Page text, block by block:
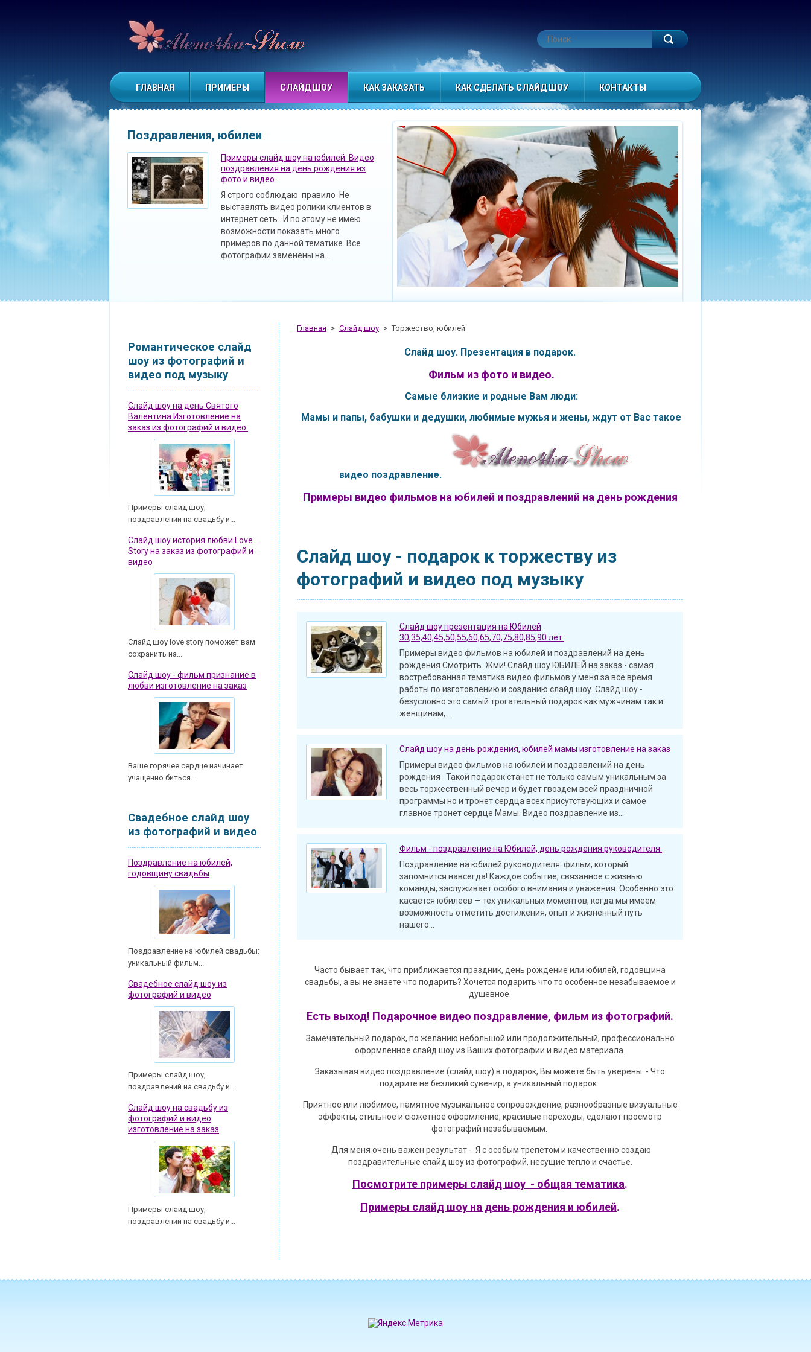
Я работаю для Вас. С любовью к этому красочному миру. Алёна
Поздравления, юбилеи
Примеры слайд шоу на юбилей. Видео
поздравления на день рождения из
фото и видео.
Я строго соблюдаю правило Не
выставлять видео ролики клиентов в
интернет сеть.. И по этому не имею
возможности показать много
примеров по данной тематике. Все
фотографии заменены на...
Главная > Слайд шоу > Торжество, юбилей
Слайд шоу. Презентация в подарок.
Фильм из фото и видео.
Самые близкие и родные Вам люди:
Мамы и папы, бабушки и дедушки, любимые мужья и жены, ждут от Вас такое
видео поздравление.
Примеры видео фильмов на юбилей и поздравлений на день рождения
Слайд шоу - подарок к торжеству из
фотографий и видео под музыку
Слайд шоу презентация на Юбилей
30,35,40,45,50,55,60,65,70,75,80,85,90 лет.
Примеры видео фильмов на юбилей и поздравлений на день
рождения Смотрить. Жми! Слайд шоу ЮБИЛЕЙ на заказ - самая
востребованная тематика видео фильмов у меня за всё время
работы по изготовлению и созданию слайд шоу. Слайд шоу -
безусловно это самый трогательный подарок как мужчинам так и
женщинам,...
Слайд шоу на день рождения, юбилей мамы изготовление на заказ
Примеры видео фильмов на юбилей и поздравлений на день
рождения Такой подарок станет не только самым уникальным за
весь торжественный вечер и будет гвоздем всей праздничной
программы но и тронет сердца всех присутствующих и самое
главное тронет сердце Мамы. Видео поздравление из...
Фильм - поздравление на Юбилей, день рождения руководителя.
Поздравление на юбилей руководителя: фильм, который
запомнится навсегда! Каждое событие, связанное с жизнью
команды, заслуживает особого внимания и уважения. Особенно это
касается юбилеев — тех уникальных моментов, когда мы имеем
возможность отметить достижения, опыт и жизненный путь
нашего...
Часто бывает так, что приближается праздник, день рождение или юбилей, годовщина
свадьбы, а вы не знаете что подарить? Хочется подарить что то особенное незабываемое и
душевное.
Есть выход! Подарочное видео поздравление, фильм из фотографий.
Замечательный подарок, по желанию небольшой или продолжительный, профессионально
оформленное слайд шоу из Ваших фотографии и видео материала.
Заказывая видео поздравление (слайд шоу) в подарок, Вы можете быть уверены - Что
подарите не безликий сувенир, а уникальный подарок.
Приятное или любимое, памятное музыкальное сопровождение, разнообразные визуальные
эффекты, стильное и сюжетное оформление, красивые переходы, сделают просмотр
фотографий незабываемым.
Для меня очень важен результат - Я с особым трепетом и качественно создаю
поздравительные слайд шоу из фотографий, несущие тепло и счастье.
Посмотрите примеры слайд шоу - общая тематика.
Примеры слайд шоу на день рождения и юбилей.
Романтическое слайд
шоу из фотографий и
видео под музыку
Слайд шоу на день Святого
Валентина.Изготовление на
заказ из фотографий и видео.
Примеры слайд шоу,
поздравлений на свадьбу и...
Слайд шоу история любви Love
Story на заказ из фотографий и
видео
Слайд шоу love story поможет вам
сохранить на...
Слайд шоу - фильм признание в
любви изготовление на заказ
Ваше горячее сердце начинает
учащенно биться...
Свадебное слайд шоу
из фотографий и видео
Поздравление на юбилей,
годовщину свадьбы
Поздравление на юбилей свадьбы:
уникальный фильм...
Свадебное слайд шоу из
фотографий и видео
Примеры слайд шоу,
поздравлений на свадьбу и...
Слайд шоу на свадьбу из
фотографий и видео
изготовление на заказ
Примеры слайд шоу,
поздравлений на свадьбу и...
ГЛАВНАЯ ПРИМЕРЫ СЛАЙД ШОУ КАК ЗАКАЗАТЬ КАК СДЕЛАТЬ СЛАЙД ШОУ КОНТАКТЫ